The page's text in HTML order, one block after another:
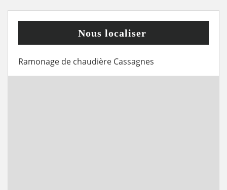
Nous localiser
Ramonage de chaudière Cassagnes